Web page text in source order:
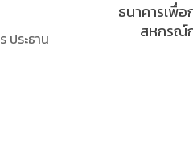
ประธาน
ธนาคารเพื่อ
สหกรณ์